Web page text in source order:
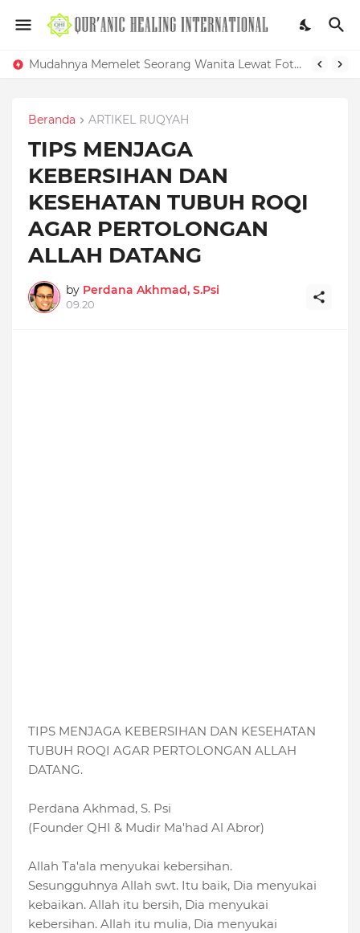
Mudahnya Memelet Seorang Wanita Lewat Foto di Facebook
Beranda ARTIKEL RUQYAH
TIPS MENJAGA
KEBERSIHAN DAN
KESEHATAN TUBUH ROQI
AGAR PERTOLONGAN
ALLAH DATANG
by Perdana Akhmad, S.Psi
09.20
TIPS MENJAGA KEBERSIHAN DAN KESEHATAN
TUBUH ROQI AGAR PERTOLONGAN ALLAH
DATANG.
Perdana Akhmad, S. Psi
(Founder QHI & Mudir Ma'had Al Abror)
Allah Ta'ala menyukai kebersihan.
Sesungguhnya Allah swt. Itu baik, Dia menyukai
kebaikan. Allah itu bersih, Dia menyukai
kebersihan. Allah itu mulia, Dia menyukai